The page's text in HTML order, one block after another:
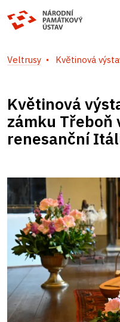
Veltrusy Květinová
Květinová
zámku Třeboň
renesanční